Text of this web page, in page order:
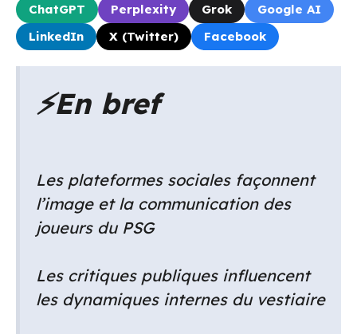
ChatGPT Perplexity Grok
Google AI
LinkedIn
X (Twitter) Facebook
⚡En bref
Les plateformes sociales façonnent
l’image et la communication des
joueurs du PSG
Les critiques publiques influencent
les dynamiques internes du vestiaire